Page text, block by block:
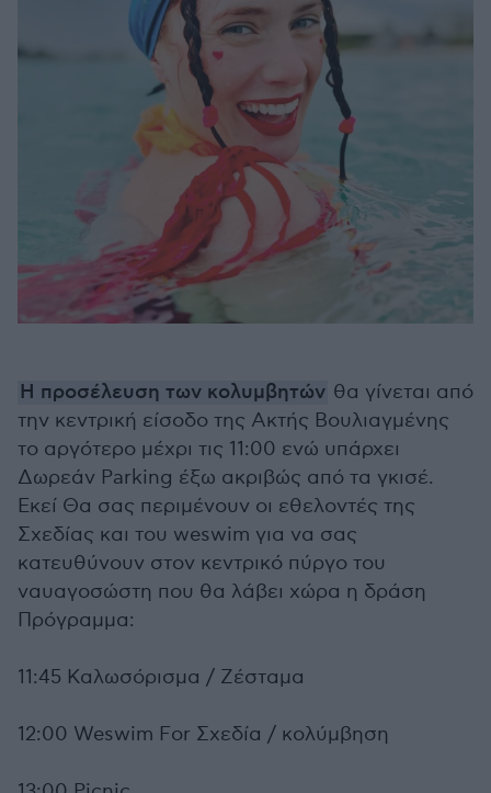
Η προσέλευση των κολυμβητών θα γίνεται από
την κεντρική είσοδο της Ακτής Βουλιαγμένης
το αργότερο μέχρι τις 11:00 ενώ υπάρχει
Δωρεάν Parking έξω ακριβώς από τα γκισέ.
Εκεί Θα σας περιμένουν οι εθελοντές της
Σχεδίας και του weswim για να σας
κατευθύνουν στον κεντρικό πύργο του
ναυαγοσώστη που θα λάβει χώρα η δράση
Πρόγραμμα:
11:45 Καλωσόρισμα / Ζέσταμα
12:00 Weswim For Σχεδία / κολύμβηση